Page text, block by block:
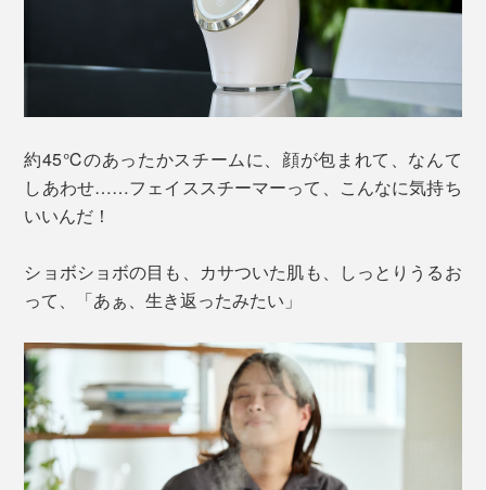
約45℃のあったかスチームに、顔が包まれて、なんて
しあわせ……フェイススチーマーって、こんなに気持ち
いいんだ！
ショボショボの目も、カサついた肌も、しっとりうるお
って、「あぁ、生き返ったみたい」